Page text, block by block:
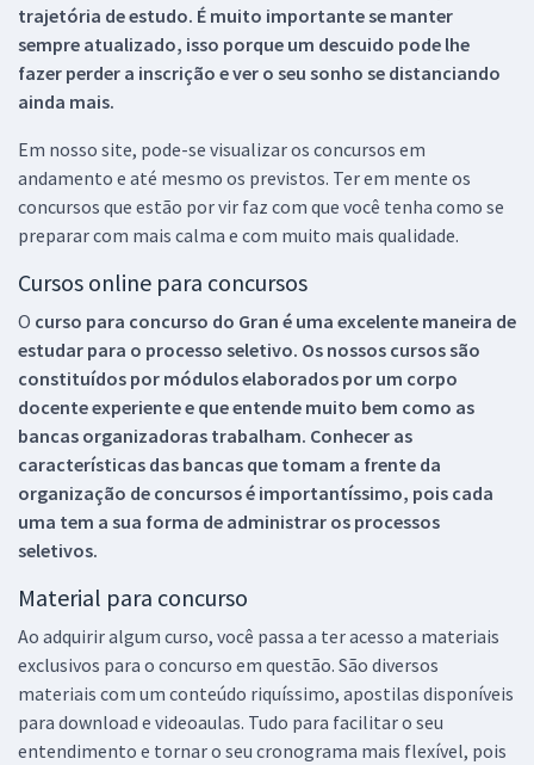
trajetória de estudo. É muito importante se manter
sempre atualizado, isso porque um descuido pode lhe
fazer perder a inscrição e ver o seu sonho se distanciando
ainda mais.
Em nosso site, pode-se visualizar os concursos em
andamento e até mesmo os previstos. Ter em mente os
concursos que estão por vir faz com que você tenha como se
preparar com mais calma e com muito mais qualidade.
Cursos online para concursos
O curso para concurso do Gran é uma excelente maneira de
estudar para o processo seletivo. Os nossos cursos são
constituídos por módulos elaborados por um corpo
docente experiente e que entende muito bem como as
bancas organizadoras trabalham. Conhecer as
características das bancas que tomam a frente da
organização de concursos é importantíssimo, pois cada
uma tem a sua forma de administrar os processos
seletivos.
Material para concurso
Ao adquirir algum curso, você passa a ter acesso a materiais
exclusivos para o concurso em questão. São diversos
materiais com um conteúdo riquíssimo, apostilas disponíveis
para download e videoaulas. Tudo para facilitar o seu
entendimento e tornar o seu cronograma mais flexível, pois